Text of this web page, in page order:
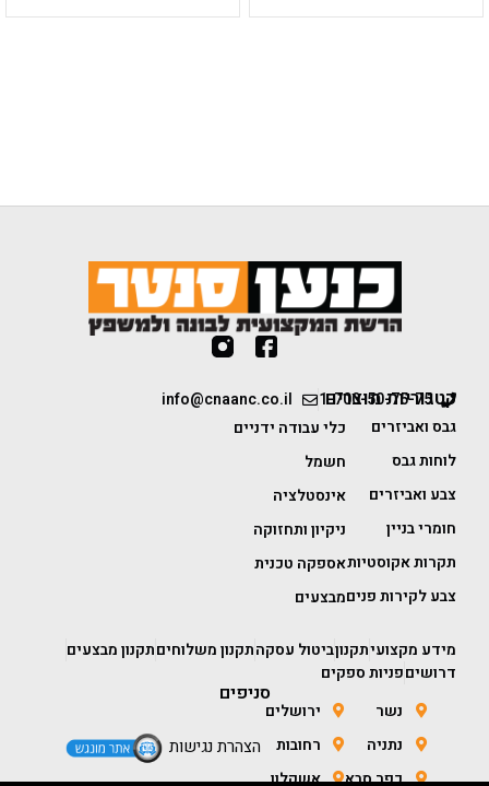
1-700-50-75-75
info@cnaanc.co.il קטגוריות מוצרים
גבס ואביזרים
לוחות גבס
צבע ואביזרים
חומרי בניין
תקרות אקוסטיות
צבע לקירות פנים
כלי עבודה ידניים
חשמל
אינסטלציה
ניקיון ותחזוקה
אספקה טכנית
מבצעים
מידע מקצועיתקנוןביטול עסקהתקנון משלוחיםתקנון מבצעים
דרושיםפניות ספקים
סניפים
נשר
נתניה
כפר סבא
ירושלים
רחובות
אשקלון
הצהרת נגישות